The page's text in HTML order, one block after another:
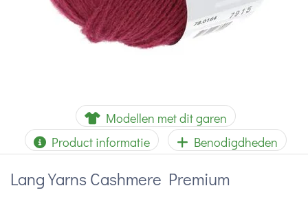
Modellen met dit garen
Product informatie
Benodigdheden
Lang Yarns Cashmere Premium